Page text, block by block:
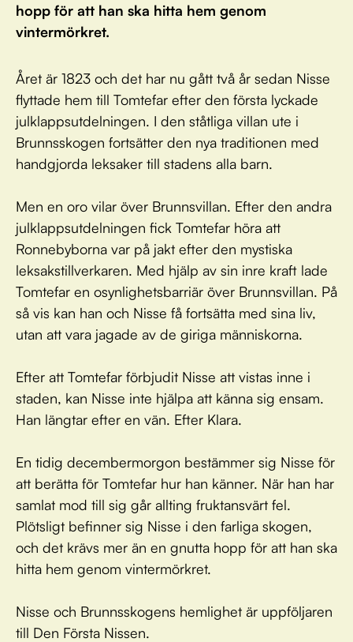
hopp för att han ska hitta hem genom
vintermörkret.
Året är 1823 och det har nu gått två år sedan Nisse
flyttade hem till Tomtefar efter den första lyckade
julklappsutdelningen. I den ståtliga villan ute i
Brunnsskogen fortsätter den nya traditionen med
handgjorda leksaker till stadens alla barn.
Men en oro vilar över Brunnsvillan. Efter den andra
julklapps­utdelningen fick Tomtefar höra att
Ronnebyborna var på jakt efter den mystiska
leksakstillverkaren. Med hjälp av sin inre kraft lade
Tomtefar en osynlighetsbarriär över Brunnsvillan. På
så vis kan han och Nisse få fortsätta med sina liv,
utan att vara jagade av de giriga människorna.
Efter att Tomtefar förbjudit Nisse att vistas inne i
staden, kan Nisse inte hjälpa att känna sig ensam.
Han längtar efter en vän. Efter Klara.
En tidig decembermorgon bestämmer sig Nisse för
att berätta för Tomtefar hur han känner. När han har
samlat mod till sig går allting fruktansvärt fel.
Plötsligt befinner sig Nisse i den farliga skogen,
och det krävs mer än en gnutta hopp för att han ska
hitta hem genom vintermörkret.
Nisse och Brunnsskogens hemlighet är uppföljaren
till Den Första Nissen.